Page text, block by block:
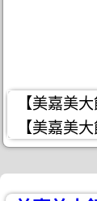
【美嘉美
【美嘉美